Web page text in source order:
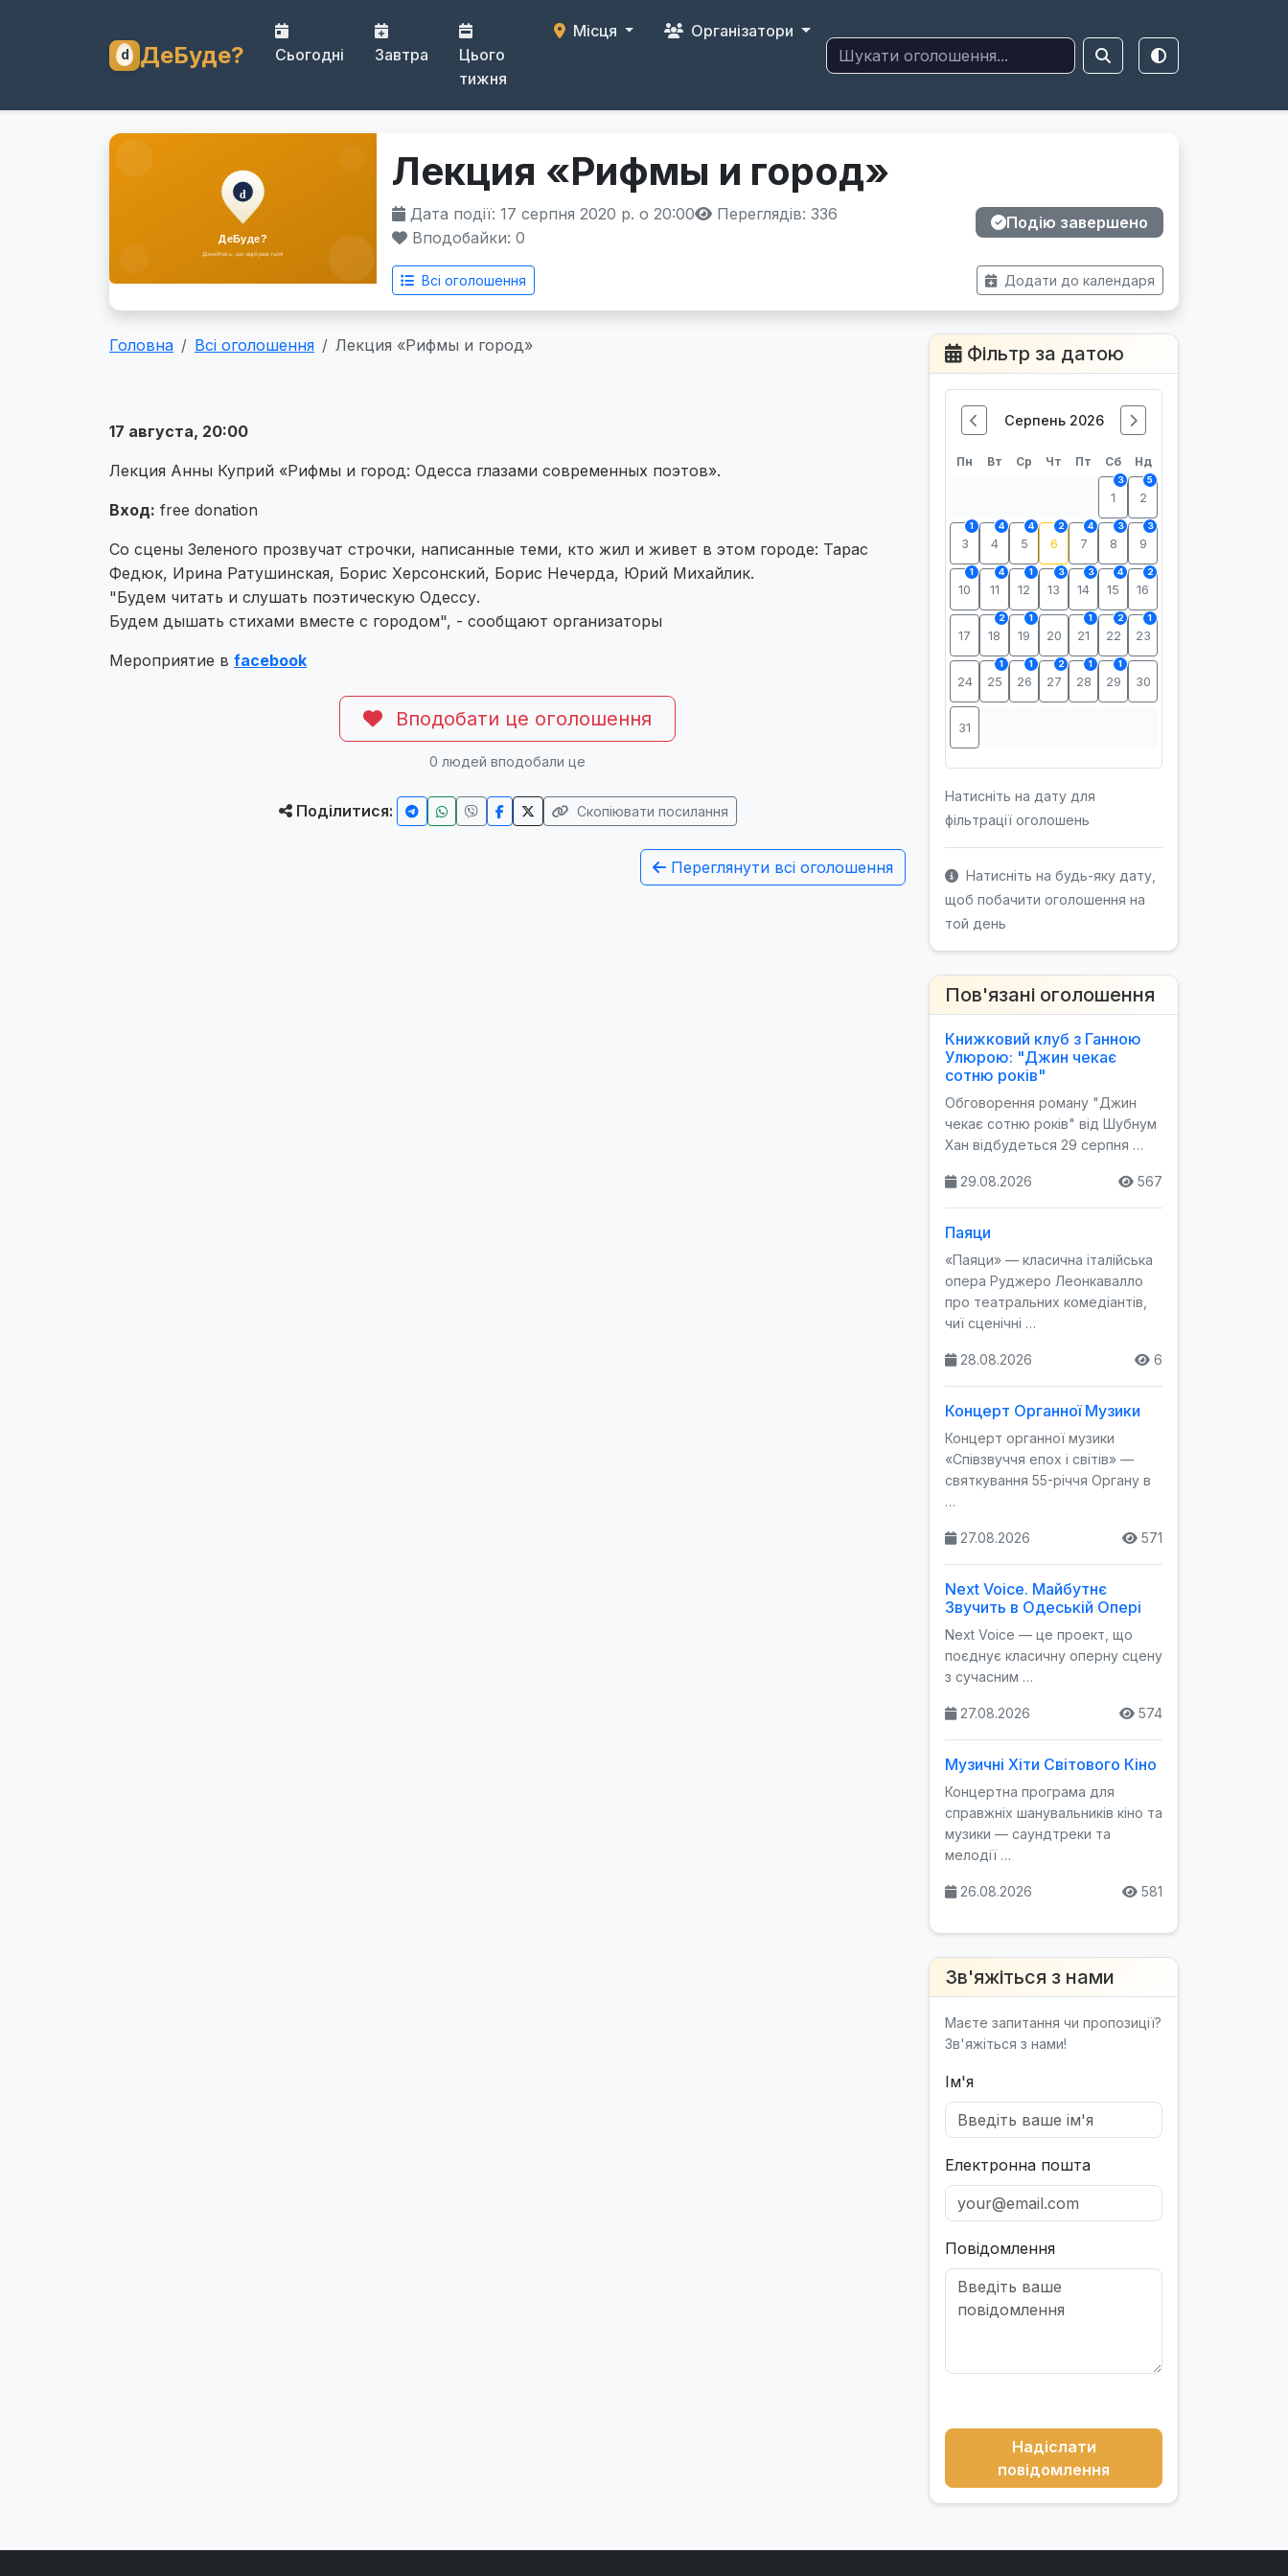
ДеБуде? Сьогодні Завтра
Цього
тижня
Місця Організатори
Лекция «Рифмы и город»
Дата події: 17 серпня 2020 р. о 20:00
Переглядів: 336
Вподобайки: 0
Подію завершено
Всі оголошення Додати до календаря
Головна Всі оголошення Лекция «Рифмы и город»
17 августа, 20:00
Лекция Анны Куприй «Рифмы и город: Одесса глазами современных поэтов».
Вход: free donation
Со сцены Зеленого прозвучат строчки, написанные теми, кто жил и живет в этом городе: Тарас
Федюк, Ирина Ратушинская, Борис Херсонский, Борис Нечерда, Юрий Михайлик.
"Будем читать и слушать поэтическую Одессу.
Будем дышать стихами вместе с городом", - сообщают организаторы
Мероприятие в facebook
Вподобати це оголошення
0 людей вподобали це
Поділитися: Скопіювати посилання
Переглянути всі оголошення
Фільтр за датою
Серпень 2026
Пн Вт Ср Чт Пт Сб Нд
1
3
2
5
3
1
4
4
5
4
6
2
7
4
8
3
9
3
10
1
11
4
12
1
13
3
14
3
15
4
16
2
17 18
2
19
1
20 21
1
22
2
23
1
24 25
1
26
1
27
2
28
1
29
1
30
31
Натисніть на дату для
фільтрації оголошень
Натисніть на будь-яку дату,
щоб побачити оголошення на
той день
Пов'язані оголошення
Книжковий клуб з Ганною
Улюрою: "Джин чекає
сотню років"
Обговорення роману "Джин
чекає сотню років" від Шубнум
Хан відбудеться 29 серпня …
29.08.2026 567
Паяци
«Паяци» — класична італійська
опера Руджеро Леонкавалло
про театральних комедіантів,
чиї сценічні …
28.08.2026 6
Концерт Органної Музики
Концерт органної музики
«Співзвуччя епох і світів» —
святкування 55-річчя Органу в
…
27.08.2026 571
Next Voice. Майбутнє
Звучить в Одеській Опері
Next Voice — це проект, що
поєднує класичну оперну сцену
з сучасним …
27.08.2026 574
Музичні Хіти Світового Кіно
Концертна програма для
справжніх шанувальників кіно та
музики — саундтреки та
мелодії …
26.08.2026 581
Зв'яжіться з нами
Маєте запитання чи пропозиції?
Зв'яжіться з нами!
Ім'я
Електронна пошта
Повідомлення
Надіслати
повідомлення